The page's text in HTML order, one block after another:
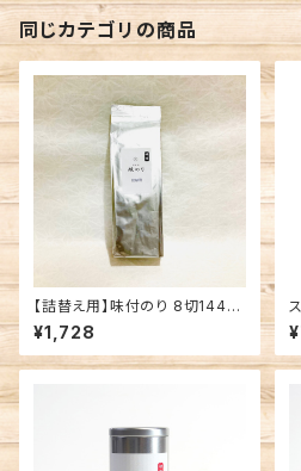
同じカテゴリの商品
【詰替え用】味付のり 8切144枚
有明海産 味付海苔
¥1,728